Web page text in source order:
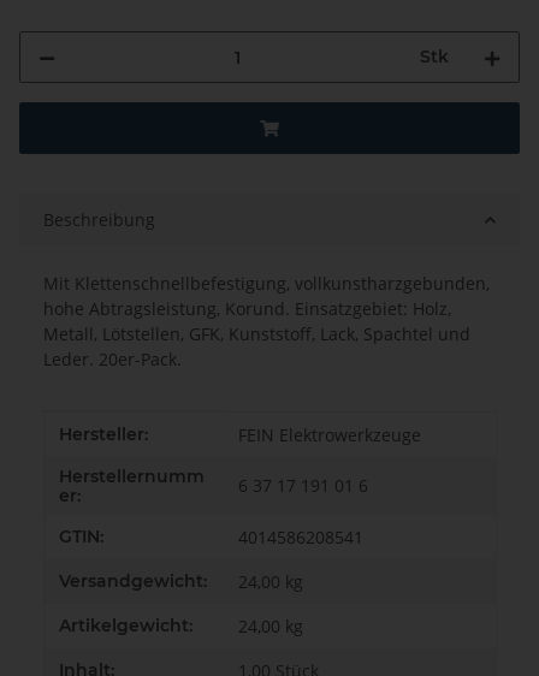
Stk
Beschreibung
Mit Klettenschnellbefestigung, vollkunstharzgebunden,
hohe Abtragsleistung, Korund. Einsatzgebiet: Holz,
Metall, Lötstellen, GFK, Kunststoff, Lack, Spachtel und
Leder. 20er-Pack.
Produkteigenschaft
Wert
Hersteller: FEIN Elektrowerkzeuge
Herstellernumm
er:
6 37 17 191 01 6
GTIN: 4014586208541
Versandgewicht: 24,00 kg
Artikelgewicht: 24,00 kg
Inhalt: 1,00 Stück